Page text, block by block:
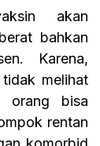
akan
bahkan
Karena,
melihat
orang bisa
rentan